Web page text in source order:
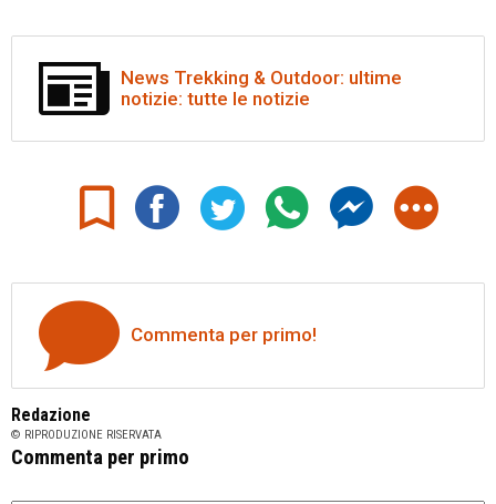
News Trekking & Outdoor: ultime
notizie: tutte le notizie
Commenta per primo!
Redazione
© RIPRODUZIONE RISERVATA
Commenta per primo